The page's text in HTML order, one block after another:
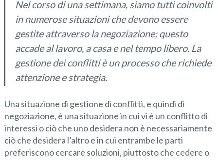
Nel corso di una settimana, siamo tutti coinvolti
in numerose situazioni che devono essere
gestite attraverso la negoziazione; questo
accade al lavoro, a casa e nel tempo libero. La
gestione dei conflitti è un processo che richiede
attenzione e strategia.
Una situazione di gestione di conflitti, e quindi di
negoziazione, è una situazione in cui vi è un conflitto di
interessi o ciò che uno desidera non è necessariamente
ciò che desidera l’altro e in cui entrambe le parti
preferiscono cercare soluzioni, piuttosto che cedere o